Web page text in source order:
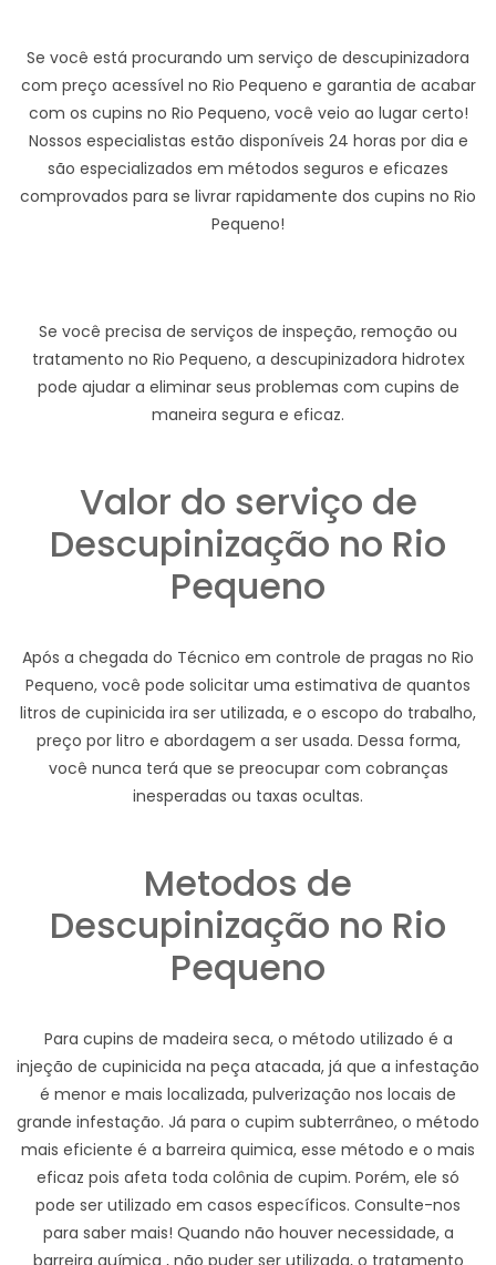
Se você está procurando um serviço de descupinizadora
com preço acessível no Rio Pequeno e garantia de acabar
com os cupins no Rio Pequeno, você veio ao lugar certo!
Nossos especialistas estão disponíveis 24 horas por dia e
são especializados em métodos seguros e eficazes
comprovados para se livrar rapidamente dos cupins no Rio
Pequeno!
Se você precisa de serviços de inspeção, remoção ou
tratamento no Rio Pequeno, a descupinizadora hidrotex
pode ajudar a eliminar seus problemas com cupins de
maneira segura e eficaz.
Valor do serviço de
Descupinização no Rio
Pequeno
Após a chegada do Técnico em controle de pragas no Rio
Pequeno, você pode solicitar uma estimativa de quantos
litros de cupinicida ira ser utilizada, e o escopo do trabalho,
preço por litro e abordagem a ser usada. Dessa forma,
você nunca terá que se preocupar com cobranças
inesperadas ou taxas ocultas.
Metodos de
Descupinização no Rio
Pequeno
Para cupins de madeira seca, o método utilizado é a
injeção de cupinicida na peça atacada, já que a infestação
é menor e mais localizada, pulverização nos locais de
grande infestação. Já para o cupim subterrâneo, o método
mais eficiente é a barreira quimica, esse método e o mais
eficaz pois afeta toda colônia de cupim. Porém, ele só
pode ser utilizado em casos específicos. Consulte-nos
para saber mais! Quando não houver necessidade, a
barreira química , não puder ser utilizada, o tratamento